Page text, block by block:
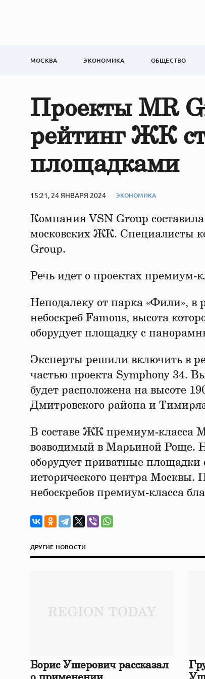
МОСКВА ЭКОНОМИКА ОБЩЕСТВО
Проекты MR
рейтинг ЖК
площадками
15:21, 24 ЯНВАРЯ 2024 ЭКОНОМИКА
Компания VSN Group
московских ЖК. Специалисты
Group.
Речь идет о проектах премиум-
Неподалеку от парка «Фили», в
небоскреб Famous, высота
оборудует площадку с
Эксперты решили включить в
частью проекта Symphony 34.
будет расположена на высоте
Дмитровского района и
В составе ЖК премиум-класса
возводимый в Марьиной Роще.
оборудует приватные площадки
исторического центра Москвы.
небоскребов премиум-класса
ДРУГИЕ НОВОСТИ
Борис Ушерович рассказал